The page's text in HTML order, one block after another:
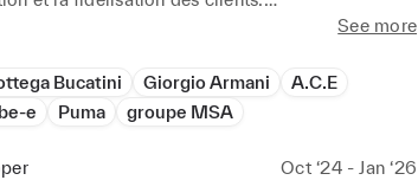
je prends rapidement en main de nouveaux
J’identifie les priorités, mobilise les équipes et
les conditions de travail et d’atteindre
la collaboration avec les équipes, la direction
See more
Bucatini Giorgio Armani
A.C.E
e Puma groupe MSA
Oct ‘24 - Jan ‘26